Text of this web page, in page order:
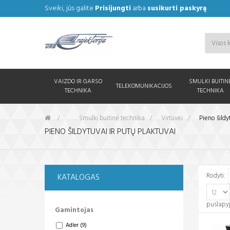
Sveiki, jūs galite Prisijungtiarba susikurti paskyrą
VAIZDO IR GARSO
TECHNIKA
TELEKOMUNIKACIJOS
SMULKI
TECHNIKA
&gt; Smulki buitinė technika > Virtuvei > Pieno
KATALOGAS
Gamintojas
Adler (9)
PIENO ŠILDYTUVAI IR PUTŲ PLAKTUVAI
Rodyti: